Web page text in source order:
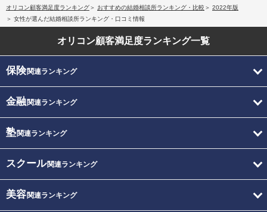
オリコン顧客満足度ランキング おすすめの結婚相談所ランキング・比較
2022年版
女性が選んだ結婚相談所ランキング・口コミ情報
オリコン顧客満足度ランキング一覧
保険関連ランキング
金融関連ランキング
塾関連ランキング
スクール関連ランキング
美容関連ランキング